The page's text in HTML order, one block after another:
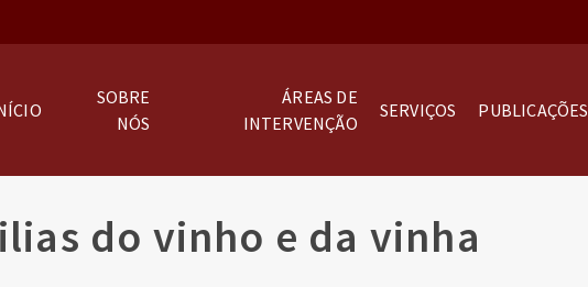
SOBRE
NÓS
ÁREAS DE
INTERVENÇÃO
SERVIÇOS PUBLICAÇÕES
do vinho e da vinha